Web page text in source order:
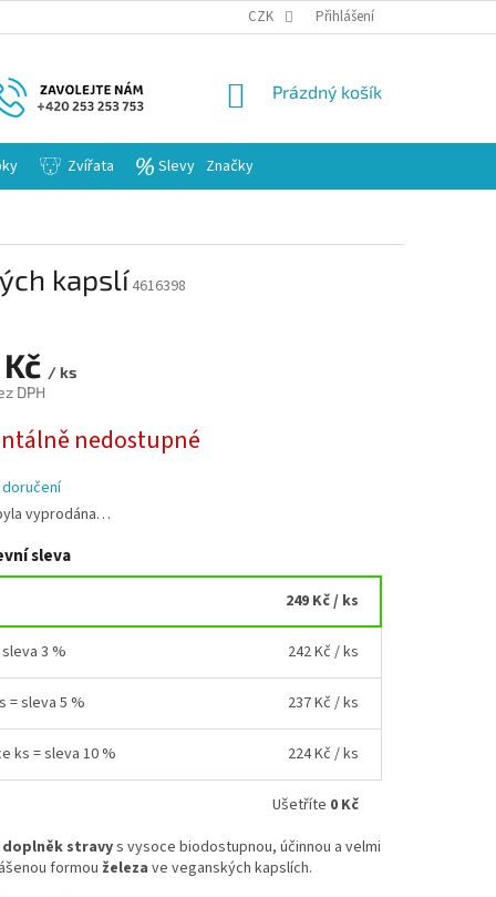
CZK Přihlášení
NÁKUPNÍ
Prázdný košík
Zvířata Slevy Značky
kapslí 4616398
/ ks
DPH
nedostupné
vyprodána…
sleva
249 Kč/ ks
3 % 242 Kč / ks
= sleva 5 % 237 Kč / ks
ks = sleva 10 % 224 Kč / ks
Ušetříte 0 Kč
stravys vysoce biodostupnou, účinnou a velmi
formou železa ve veganských kapslích.